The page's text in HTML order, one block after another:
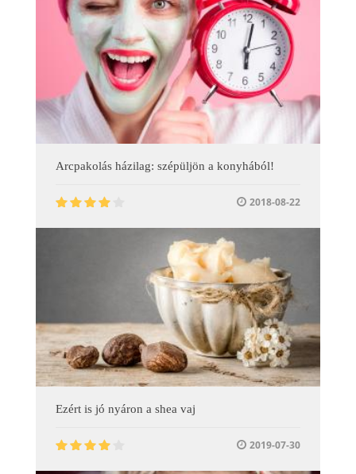
Arcpakolás házilag: szépüljön a konyhából!
2018-08-22
Ezért is jó nyáron a shea vaj
2019-07-30